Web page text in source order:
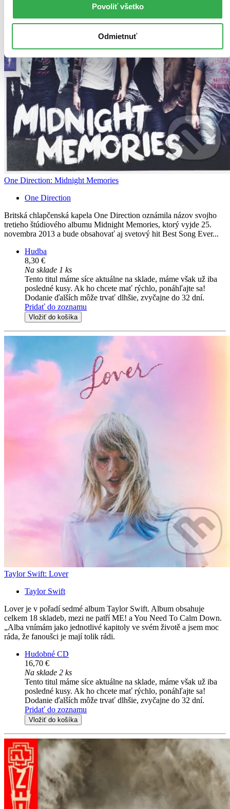
Povoliť všetko
Odmietnuť
One Direction: Midnight Memories
One Direction
Britská chlapčenská kapela One Direction oznámila názov svojho
tretieho štúdiového albumu Midnight Memories, ktorý vyjde 25.
novembra 2013 a bude obsahovať aj svetový hit Best Song Ever...
Hudba
8,30 €
Na sklade 1 ks
Tento titul máme síce aktuálne na sklade, máme však už iba
posledné kusy. Ak ho chcete mať rýchlo, ponáhľajte sa!
Dodanie ďalších môže trvať dlhšie, zvyčajne do 32 dní.
Pridať do zoznamu
Vložiť do košíka
Taylor Swift: Lover
Taylor Swift
Lover je v pořadí sedmé album Taylor Swift. Album obsahuje
celkem 18 skladeb, mezi ne patří ME! a You Need To Calm Down.
„Alba vnímám jako jednotlivé kapitoly ve svém životě a jsem moc
ráda, že fanoušci je mají tolik rádi.
Hudobné CD
16,70 €
Na sklade 2 ks
Tento titul máme síce aktuálne na sklade, máme však už iba
posledné kusy. Ak ho chcete mať rýchlo, ponáhľajte sa!
Dodanie ďalších môže trvať dlhšie, zvyčajne do 32 dní.
Pridať do zoznamu
Vložiť do košíka